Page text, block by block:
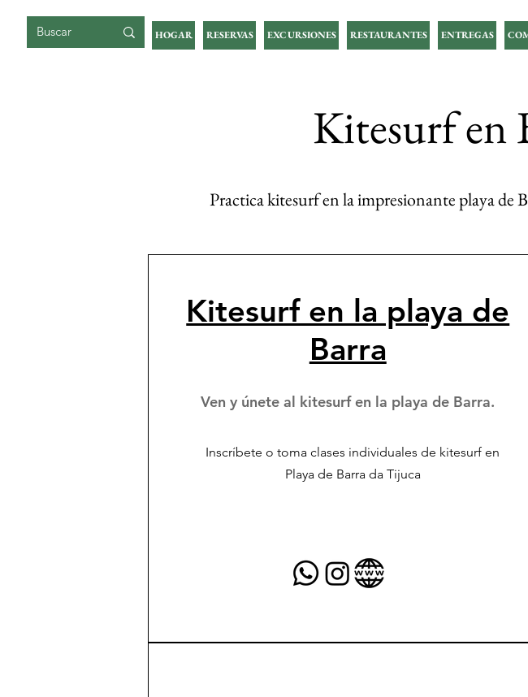
HOGAR RESERVAS EXCURSIONES RESTAURANTES ENTREGAS
Kitesurf en
Practica kitesurf en la impresionante playa de
Kitesurf en la playa de
Barra
Ven y únete al kitesurf en la playa de Barra.
Inscríbete o toma clases individuales de kitesurf en
Playa de Barra da Tijuca